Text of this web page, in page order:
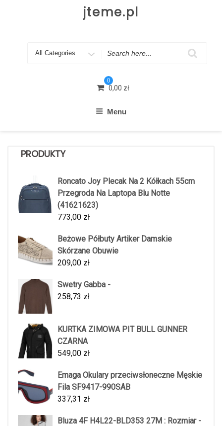
jteme.pl
Search
0
0,00 zł
Menu
PRODUKTY
Roncato Joy Plecak Na 2 Kółkach 55cm
Przegroda Na Laptopa Blu Notte
(41621623)
773,00 zł
Beżowe Półbuty Artiker Damskie
Skórzane Obuwie
209,00 zł
Swetry Gabba -
258,73 zł
KURTKA ZIMOWA PIT BULL GUNNER
CZARNA
549,00 zł
Emaga Okulary przeciwsłoneczne Męskie
Fila SF9417-990SAB
337,31 zł
Bluza 4F H4L22-BLD353 27M : Rozmiar -